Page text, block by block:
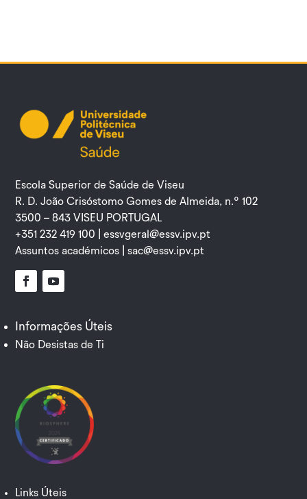
Escola Superior de Saúde de Viseu
R. D. João Crisóstomo Gomes de Almeida, n.º 102
3500 – 843 VISEU PORTUGAL
+351 232 419 100 |essvgeral@essv.ipv.pt
Assuntos académicos |sac@essv.ipv.pt
Informações Úteis
Não Desistas de Ti
Links Úteis